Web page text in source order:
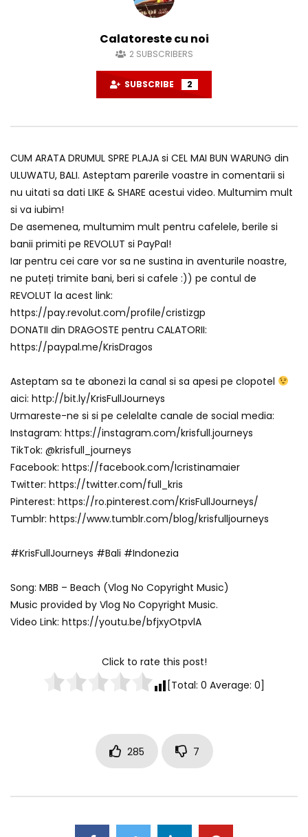
Calatoreste cu noi
2 SUBSCRIBERS
SUBSCRIBE 2
CUM ARATA DRUMUL SPRE PLAJA si CEL MAI BUN WARUNG din
ULUWATU, BALI. Asteptam parerile voastre in comentarii si
nu uitati sa dati LIKE & SHARE acestui video. Multumim mult
si va iubim!
De asemenea, multumim mult pentru cafelele, berile si
banii primiti pe REVOLUT si PayPal!
Iar pentru cei care vor sa ne sustina in aventurile noastre,
ne puteți trimite bani, beri si cafele :)) pe contul de
REVOLUT la acest link:
https://pay.revolut.com/profile/cristizgp
DONATII din DRAGOSTE pentru CALATORII:
https://paypal.me/KrisDragos
Asteptam sa te abonezi la canal si sa apesi pe clopotel
aici: http://bit.ly/KrisFullJourneys
Urmareste-ne si si pe celelalte canale de social media:
Instagram: https://instagram.com/krisfull.journeys
TikTok: @krisfull_journeys
Facebook: https://facebook.com/Icristinamaier
Twitter: https://twitter.com/full_kris
Pinterest: https://ro.pinterest.com/KrisFullJourneys/
Tumblr: https://www.tumblr.com/blog/krisfulljourneys
#KrisFullJourneys #Bali #Indonezia
Song: MBB – Beach (Vlog No Copyright Music)
Music provided by Vlog No Copyright Music.
Video Link: https://youtu.be/bfjxyOtpvlA
Click to rate this post!
[Total: 0 Average: 0]
285 7